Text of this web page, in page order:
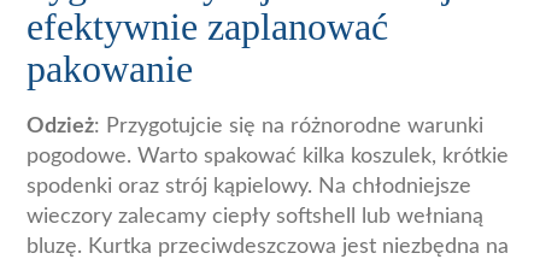
efektywnie zaplanować
pakowanie
Odzież: Przygotujcie się na różnorodne warunki
pogodowe. Warto spakować kilka koszulek, krótkie
spodenki oraz strój kąpielowy. Na chłodniejsze
wieczory zalecamy ciepły softshell lub wełnianą
bluzę. Kurtka przeciwdeszczowa jest niezbędna na